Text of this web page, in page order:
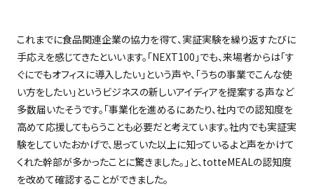
これまでに食品関連企業の協力を得て、実証実験を繰り返すたびに
手応えを感じてきたといいます。「NEXT100 」でも、来場者からは「す
ぐにでもオフィスに導入したい」という声や、「うちの事業でこんな使
い方をしたい」というビジネスの新しいアイディアを提案する声など
多数届いたそうです。「事業化を進めるにあたり、社内での認知度を
高めて応援してもらうことも必要だと考えています。社内でも実証実
験をしていたおかげで、思っていた以上に知っているよと声をかけて
くれた幹部が多かったことに驚きました。」と、 totteMEALの認知度
を改めて確認することができました。